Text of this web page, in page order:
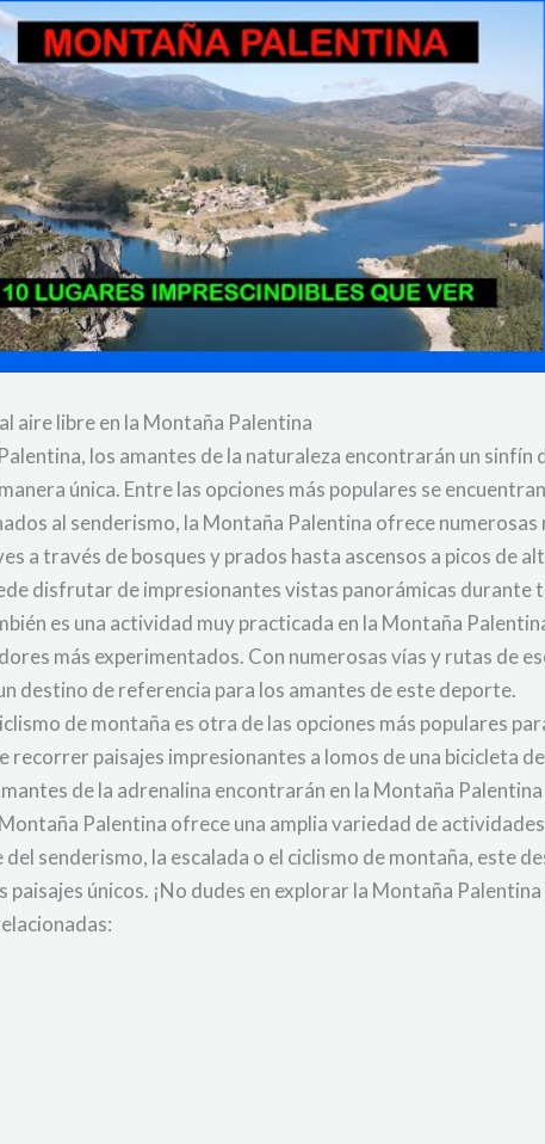
aire libre en la Montaña Palentina
los amantes de la naturaleza encontrarán un
única. Entre las opciones más populares se
al senderismo, la Montaña Palentina ofrece
a través de bosques y prados hasta ascensos a picos de
disfrutar de impresionantes vistas panorámicas durante
es una actividad muy practicada en la Montaña
más experimentados. Con numerosas vías y rutas de
destino de referencia para los amantes de este deporte.
de montaña es otra de las opciones más populares
recorrer paisajes impresionantes a lomos de una bicicleta
de la adrenalina encontrarán en la Montaña
Palentina ofrece una amplia variedad de
del senderismo, la escalada o el ciclismo de montaña, este
paisajes únicos. ¡No dudes en explorar la Montaña